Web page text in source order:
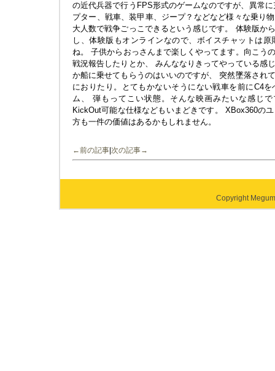
の近代兵器で行うFPS形式のゲームなのですが、異常
プター、戦車、装甲車、ジープ？などなど様々な乗り
大人数で戦争ごっこできるという感じです。 体験版か
し、体験版もオンラインなので、ボイスチャットは
ね。 子供からおっさんまで楽しくやってます。向こう
戦況報告したりとか、 みんななりきってやっている感
か船に乗せてもらうのはいいのですが、 突然墜落され
におりたり。とてもかないそうにない戦車を前にC4
ム、 弾もってこい状態。そんな映画みたいな感じ
KickOut可能な仕様などもいまどきです。 XBox360の
方も一件の価値はあるかもしれません。
←前の記事 次の記事→
Copyright